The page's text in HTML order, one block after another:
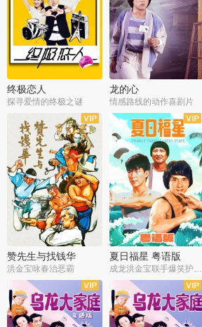
终极恋人
探寻爱情的终极之谜
龙的心
情感路线的动作喜剧片
赞先生与找钱华
洪金宝咏春治恶霸
夏日福星 粤语版
成龙洪金宝联手爆笑护美女